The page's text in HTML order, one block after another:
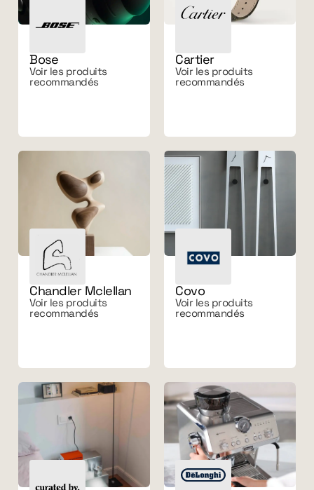
Bose
Voir les produits
recommandés
Cartier
Voir les produits
recommandés
Chandler Mclellan
Voir les produits
recommandés
Covo
Voir les produits
recommandés